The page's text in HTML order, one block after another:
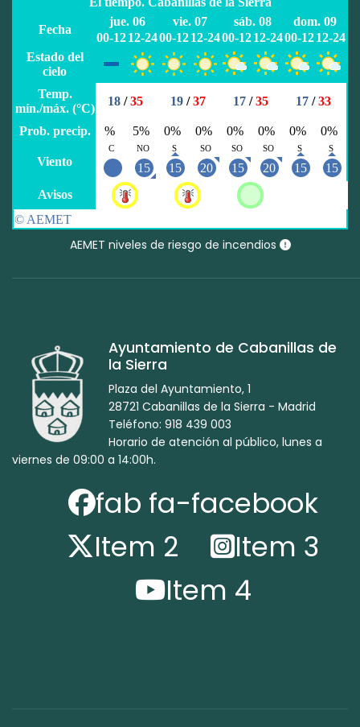
AEMET niveles de riesgo de incendios
Ayuntamiento de Cabanillas de
la Sierra
Plaza del Ayuntamiento, 1
28721 Cabanillas de la Sierra - Madrid
Teléfono: 918 439 003
Horario de atención al público, lunes a
viernes de 09:00 a 14:00h.
fab fa-facebook
Item 2
Item 3
Item 4